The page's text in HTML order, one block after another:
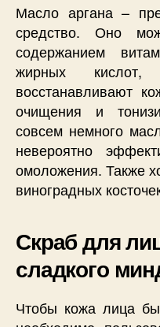
Масло аргана –
средство. Оно
содержанием
жирных
восстанавливают
очищения и
совсем немного
невероятно
омоложения. Также
виноградных
Скраб для
сладкого
Чтобы кожа лица